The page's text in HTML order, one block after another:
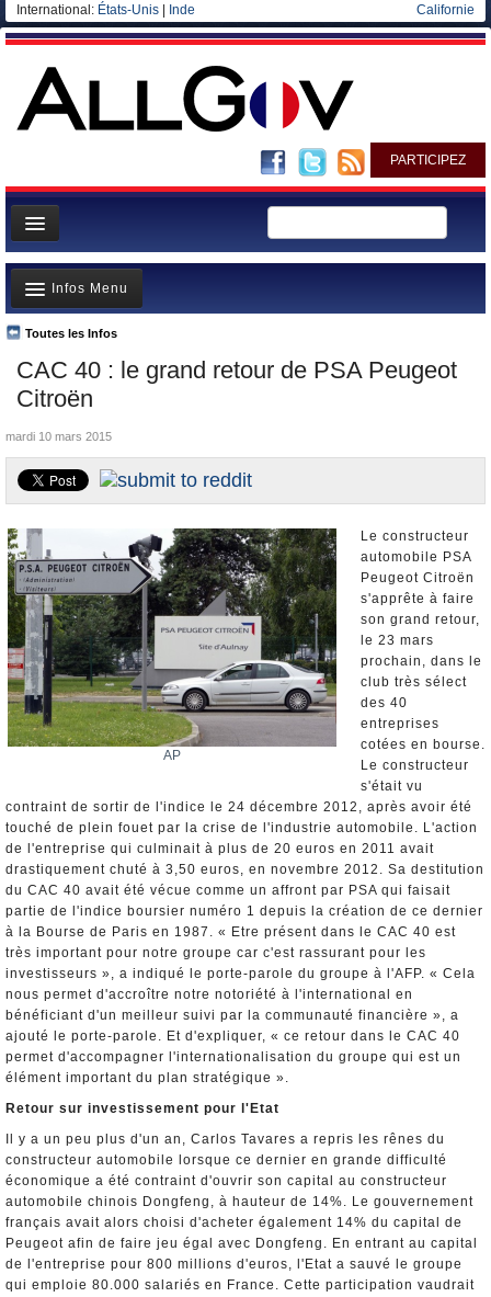
International: États-Unis Inde Californie
PARTICIPEZ
Page d'accueil
Infos
Gouvernement
Ministères/Directions
Blog
Elections européennes
CAC 40 : le grand retour de PSA Peugeot
Citroën
Toutes les Infos
Infos Menu
A la Une
Polémiques
La France et le Monde
Nominations et Démissions
Elections européennes
Infos insolites
mardi 10 mars 2015
AP
Le constructeur
automobile PSA
Peugeot Citroën
s'apprête à faire
son grand retour,
le 23 mars
prochain, dans le
club très sélect
des 40
entreprises
cotées en bourse.
Le constructeur
s'était vu
contraint de sortir de l'indice le 24 décembre 2012, après avoir été
touché de plein fouet par la crise de l'industrie automobile. L'action
de l'entreprise qui culminait à plus de 20 euros en 2011 avait
drastiquement chuté à 3,50 euros, en novembre 2012. Sa destitution
du CAC 40 avait été vécue comme un affront par PSA qui faisait
partie de l'indice boursier numéro 1 depuis la création de ce dernier
à la Bourse de Paris en 1987. « Etre présent dans le CAC 40 est
très important pour notre groupe car c'est rassurant pour les
investisseurs », a indiqué le porte-parole du groupe à l'AFP. « Cela
nous permet d'accroître notre notoriété à l'international en
bénéficiant d'un meilleur suivi par la communauté financière », a
ajouté le porte-parole. Et d'expliquer, « ce retour dans le CAC 40
permet d'accompagner l'internationalisation du groupe qui est un
élément important du plan stratégique ».
Retour sur investissement pour l'Etat
Il y a un peu plus d'un an, Carlos Tavares a repris les rênes du
constructeur automobile lorsque ce dernier en grande difficulté
économique a été contraint d'ouvrir son capital au constructeur
automobile chinois Dongfeng, à hauteur de 14%. Le gouvernement
français avait alors choisi d'acheter également 14% du capital de
Peugeot afin de faire jeu égal avec Dongfeng. En entrant au capital
de l'entreprise pour 800 millions d'euros, l'Etat a sauvé le groupe
qui emploie 80.000 salariés en France. Cette participation vaudrait